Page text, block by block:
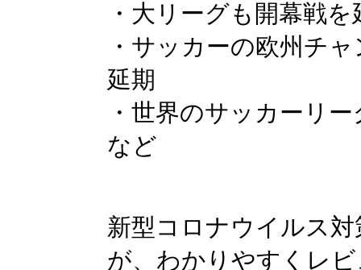
・大リーグも開幕戦を
・サッカーの欧州チ
延期
・世界のサッカーリ
など
新型コロナウイルス
が、わかりやすくレ